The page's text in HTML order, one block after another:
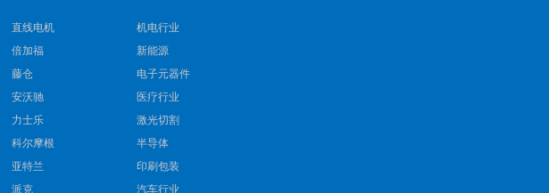
直线电机
倍加福
藤仓
安沃驰
力士乐
科尔摩根
亚特兰
派克
机电行业
新能源
电子元器件
医疗行业
激光切割
半导体
印刷包装
汽车行业